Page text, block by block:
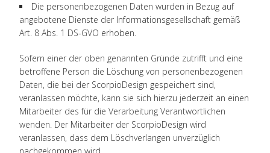
Die personenbezogenen Daten wurden in Bezug auf
angebotene Dienste der Informationsgesellschaft gemäß
Art. 8 Abs. 1 DS-GVO erhoben.
Sofern einer der oben genannten Gründe zutrifft und eine
betroffene Person die Löschung von personenbezogenen
Daten, die bei der ScorpioDesign gespeichert sind,
veranlassen möchte, kann sie sich hierzu jederzeit an einen
Mitarbeiter des für die Verarbeitung Verantwortlichen
wenden. Der Mitarbeiter der ScorpioDesign wird
veranlassen, dass dem Löschverlangen unverzüglich